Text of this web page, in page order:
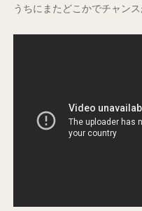
うちにまたどこかでチャン